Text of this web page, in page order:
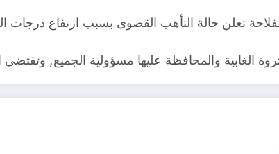
تعلن حالة التأهب القصوى بسبب ارتفاع درجات
الغابية والمحافظة عليها مسؤولية الجميع,